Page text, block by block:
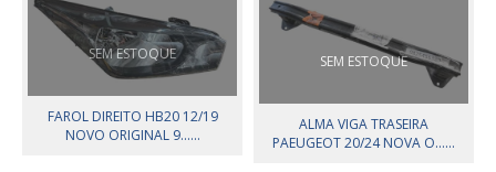
SEM ESTOQUE
FAROL DIREITO HB20 12/19
NOVO ORIGINAL 9......
SEM ESTOQUE
ALMA VIGA TRASEIRA
PAEUGEOT 20/24 NOVA O......